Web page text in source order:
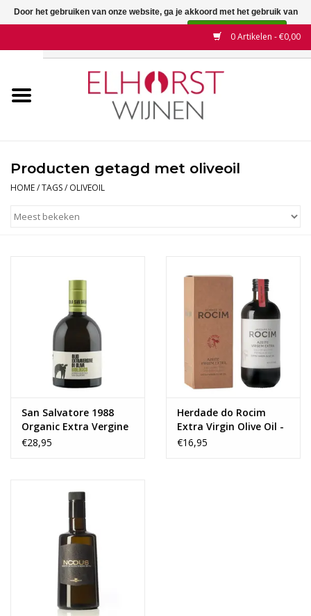
0 Artikelen - €0,00
Wijnen
Wijnhuizen
Druif
Wijnberichten
Producten getagd met oliveoil
HOME/TAGS/ OLIVEOIL
San Salvatore 1988
Organic Extra Vergine
Olive Oil - 0,5 L
€28,95
Herdade do Rocim
Extra Virgin Olive Oil -
0,5 L
€16,95
Door het gebruiken van onze website, ga je akkoord met het gebruik van